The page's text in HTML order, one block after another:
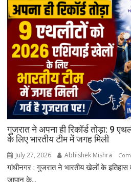
गुजरात ने अपना ही रिकॉर्ड तोड़ा: 9
के लिए भारतीय टीम में जगह मिली
July 27, 2026 Abhishek Mishra
गांधीनगर : गुजरात ने भारतीय खेलों के
जापान के...